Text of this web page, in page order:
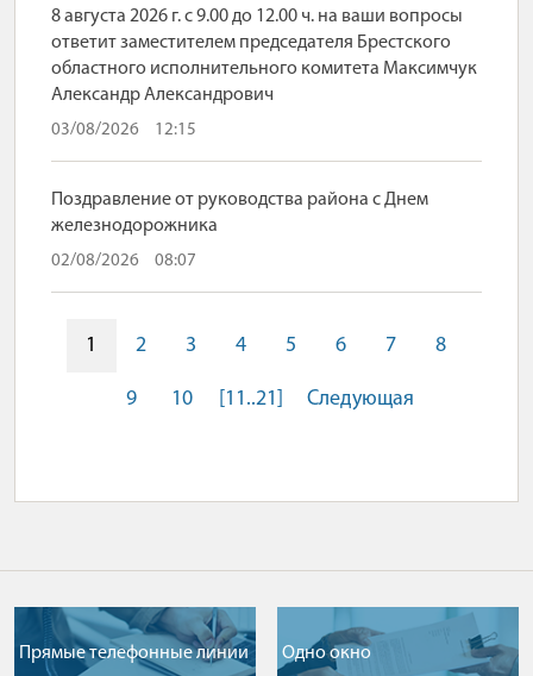
8 августа 2026 г. с 9.00 до 12.00 ч. на ваши вопросы
ответит заместителем председателя Брестского
областного исполнительного комитета Максимчук
Александр Александрович
03/08/2026 12:15
Поздравление от руководства района с Днем
железнодорожника
02/08/2026 08:07
1 2 3 4 5 6 7 8
9 10 [11..21] Следующая
Прямые телефонные линии Одно окно